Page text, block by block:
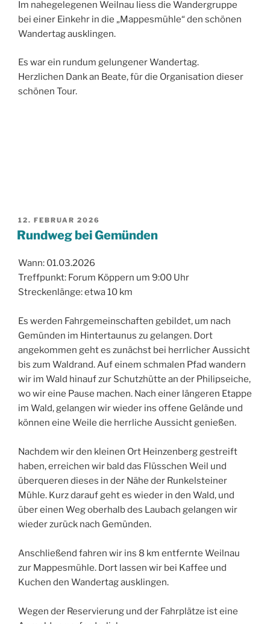
Im nahegelegenen Weilnau liess die Wandergruppe
bei einer Einkehr in die „Mappesmühle“ den schönen
Wandertag ausklingen.
Es war ein rundum gelungener Wandertag.
Herzlichen Dank an Beate, für die Organisation dieser
schönen Tour.
VERÖFFENTLICHT
AM
12. FEBRUAR 2026
Rundweg bei Gemünden
Wann: 01.03.2026
Treffpunkt: Forum Köppern um 9:00 Uhr
Streckenlänge: etwa 10 km
Es werden Fahrgemeinschaften gebildet, um nach
Gemünden im Hintertaunus zu gelangen. Dort
angekommen geht es zunächst bei herrlicher Aussicht
bis zum Waldrand. Auf einem schmalen Pfad wandern
wir im Wald hinauf zur Schutzhütte an der Philipseiche,
wo wir eine Pause machen. Nach einer längeren Etappe
im Wald, gelangen wir wieder ins offene Gelände und
können eine Weile die herrliche Aussicht genießen.
Nachdem wir den kleinen Ort Heinzenberg gestreift
haben, erreichen wir bald das Flüsschen Weil und
überqueren dieses in der Nähe der Runkelsteiner
Mühle. Kurz darauf geht es wieder in den Wald, und
über einen Weg oberhalb des Laubach gelangen wir
wieder zurück nach Gemünden.
Anschließend fahren wir ins 8 km entfernte Weilnau
zur Mappesmühle. Dort lassen wir bei Kaffee und
Kuchen den Wandertag ausklingen.
Wegen der Reservierung und der Fahrplätze ist eine